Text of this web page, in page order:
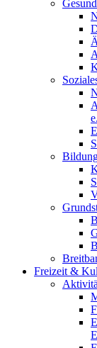
Freizeit &